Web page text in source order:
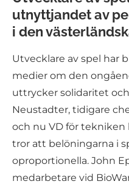
utnyttjandet av
i den
Utvecklare av spel har
medier om den
uttrycker solidaritet
Neustadter, tidigare
och nu VD för tekniken
tror att belöningarna i
oproportionella. John
medarbetare vid